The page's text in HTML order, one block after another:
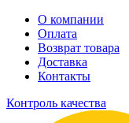
О компании
Оплата
Возврат товара
Доставка
Контакты
Контроль качества